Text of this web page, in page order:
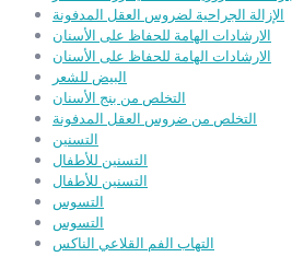
الإزالة الجراحية لضروس العقل المدفونة
الارشادات الهامة للحفاظ على الأسنان
الارشادات الهامة للحفاظ على الأسنان
البيض للشعر
التخلص من بنج الأسنان
التخلص من ضروس العقل المدفونة
التسنين
التسنين للأطفال
التسنين للأطفال
التسوس
التسوس
التهاب الفم القلاعي الناكس